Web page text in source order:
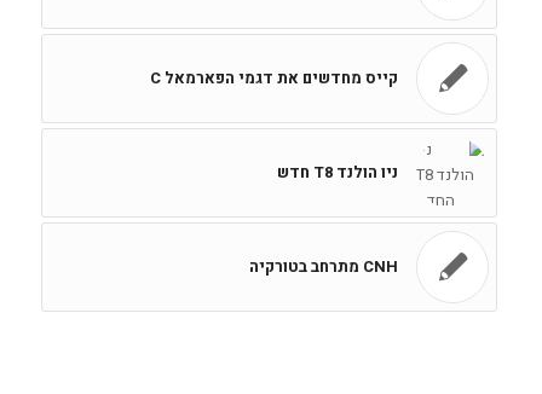
קייס מחדשים את דגמי הפארמאל C
ניו הולנד T8 חדש
CNH מתרחב בטורקיה